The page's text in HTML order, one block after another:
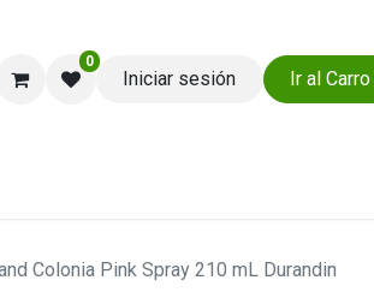
0
Iniciar sesión Ir al Carro
Colonia Pink Spray 210 mL Durandin